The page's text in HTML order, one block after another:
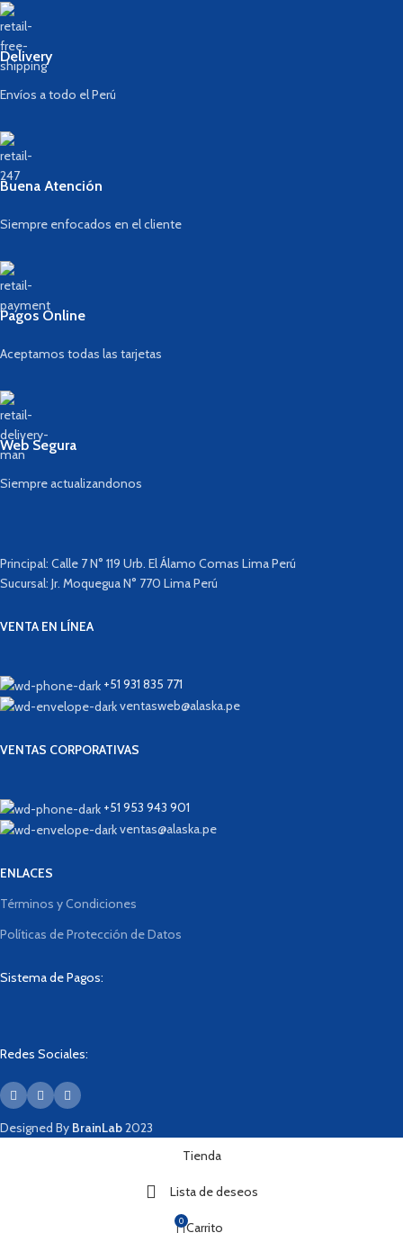
Delivery
Envíos a todo el Perú
Buena Atención
Siempre enfocados en el cliente
Pagos Online
Aceptamos todas las tarjetas
Web Segura
Siempre actualizandonos
Principal: Calle 7 N° 119 Urb. El Álamo Comas Lima Perú
Sucursal: Jr. Moquegua N° 770 Lima Perú
VENTA EN LÍNEA
+51 931 835 771
ventasweb@alaska.pe
VENTAS CORPORATIVAS
+51 953 943 901
ventas@alaska.pe
ENLACES
Términos y Condiciones
Políticas de Protección de Datos
Sistema de Pagos:
Redes Sociales:
Designed By BrainLab2023
Tienda
Lista de deseos
0 Carrito